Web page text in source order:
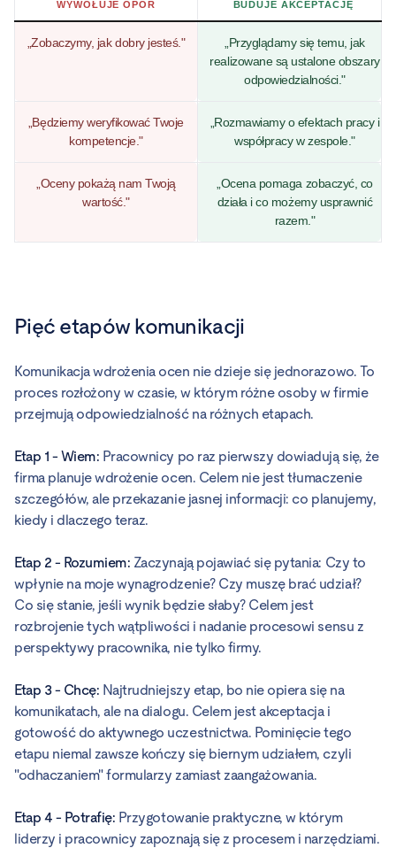
WYWOŁUJE OPÓR BUDUJE AKCEPTACJĘ
„Zobaczymy, jak dobry jesteś."
„Przyglądamy się temu, jak
realizowane są ustalone obszary
odpowiedzialności."
„Będziemy weryfikować Twoje
kompetencje."
„Rozmawiamy o efektach pracy i
współpracy w zespole."
„Oceny pokażą nam Twoją
wartość."
„Ocena pomaga zobaczyć, co
działa i co możemy usprawnić
razem."
Pięć etapów komunikacji
Komunikacja wdrożenia ocen nie dzieje się jednorazowo. To
proces rozłożony w czasie, w którym różne osoby w firmie
przejmują odpowiedzialność na różnych etapach.
Etap 1 - Wiem: Pracownicy po raz pierwszy dowiadują się, że
firma planuje wdrożenie ocen. Celem nie jest tłumaczenie
szczegółów, ale przekazanie jasnej informacji: co planujemy,
kiedy i dlaczego teraz.
Etap 2 - Rozumiem: Zaczynają pojawiać się pytania: Czy to
wpłynie na moje wynagrodzenie? Czy muszę brać udział?
Co się stanie, jeśli wynik będzie słaby? Celem jest
rozbrojenie tych wątpliwości i nadanie procesowi sensu z
perspektywy pracownika, nie tylko firmy.
Etap 3 - Chcę: Najtrudniejszy etap, bo nie opiera się na
komunikatach, ale na dialogu. Celem jest akceptacja i
gotowość do aktywnego uczestnictwa. Pominięcie tego
etapu niemal zawsze kończy się biernym udziałem, czyli
"odhaczaniem" formularzy zamiast zaangażowania.
Etap 4 - Potrafię: Przygotowanie praktyczne, w którym
liderzy i pracownicy zapoznają się z procesem i narzędziami.